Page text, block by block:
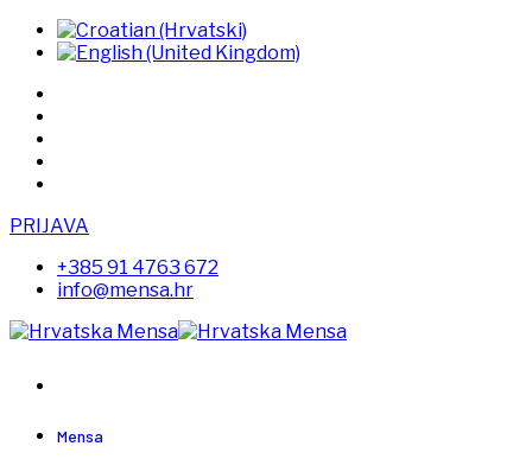
PRIJAVA
+385 91 4763 672
info@mensa.hr
Mensa